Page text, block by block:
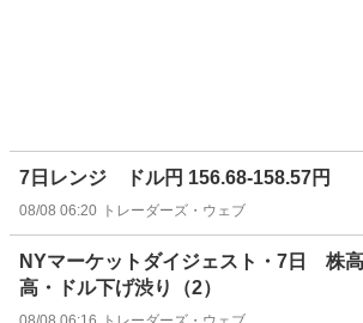
7日レンジ ドル円 156.68-158.57円
08/08 06:20 トレーダーズ・ウェブ
NYマーケットダイジェスト・7日 株
高・ドル下げ渋り（2）